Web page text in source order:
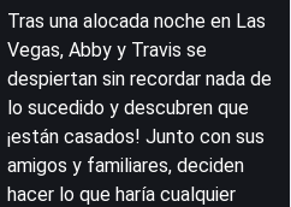
Tras una alocada noche en Las
Vegas, Abby y Travis se
despiertan sin recordar nada de
lo sucedido y descubren que
¡están casados! Junto con sus
amigos y familiares, deciden
hacer lo que haría cualquier